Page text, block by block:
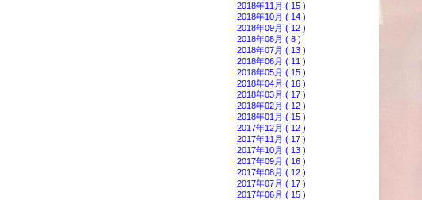
2018年11月 ( 15 )
2018年10月 ( 14 )
2018年09月 ( 12 )
2018年08月 ( 8 )
2018年07月 ( 13 )
2018年06月 ( 11 )
2018年05月 ( 15 )
2018年04月 ( 16 )
2018年03月 ( 17 )
2018年02月 ( 12 )
2018年01月 ( 15 )
2017年12月 ( 12 )
2017年11月 ( 17 )
2017年10月 ( 13 )
2017年09月 ( 16 )
2017年08月 ( 12 )
2017年07月 ( 17 )
2017年06月 ( 15 )